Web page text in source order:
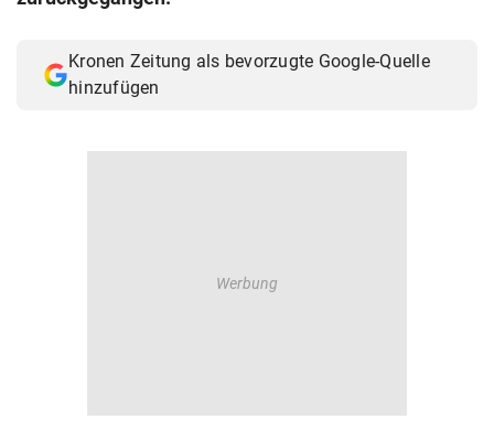
© Krone Multimedia GmbH & Co KG 2026
Kronen Zeitung als bevorzugte Google-Quelle
hinzufügen